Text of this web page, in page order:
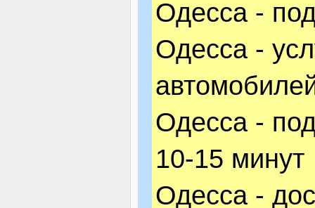
Одесса -
Одесса -
Одесса -
10-15 минут
Одесса -